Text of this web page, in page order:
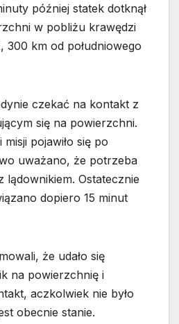
później statek dotknął
w pobliżu krawędzi
km od południowego
czekać na kontakt z
się na powierzchni.
pojawiło się po
uważano, że potrzeba
lądownikiem. Ostatecznie
dopiero 15 minut
że udało się
na powierzchnię i
aczkolwiek nie było
obecnie stanie.